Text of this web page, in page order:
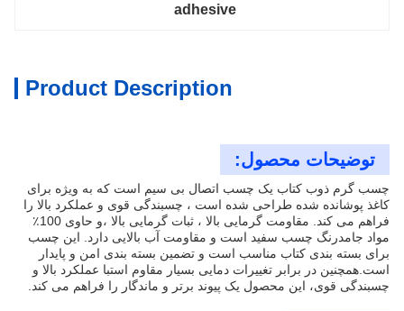
adhesive
Product Description
توضیحات محصول:
چسب گرم ذوب کتاب یک چسب اتصال بی سیم است که به ویژه برای
کاغذ پوشانده شده طراحی شده است ، چسبندگی قوی و عملکرد بالا را
فراهم می کند. مقاومت گرمایی بالا ، ثبات گرمایی بالا ،و حاوی 100٪
مواد جامدرنگ چسب سفید است و مقاومت آب بالایی دارد. این چسب
برای بسته بندی کتاب مناسب است و تضمین بسته بندی امن و پایدار
است.همچنین در برابر تغییرات دمایی بسیار مقاوم استبا عملکرد بالا و
چسبندگی قوی، این محصول یک پیوند برتر و ماندگار را فراهم می کند.